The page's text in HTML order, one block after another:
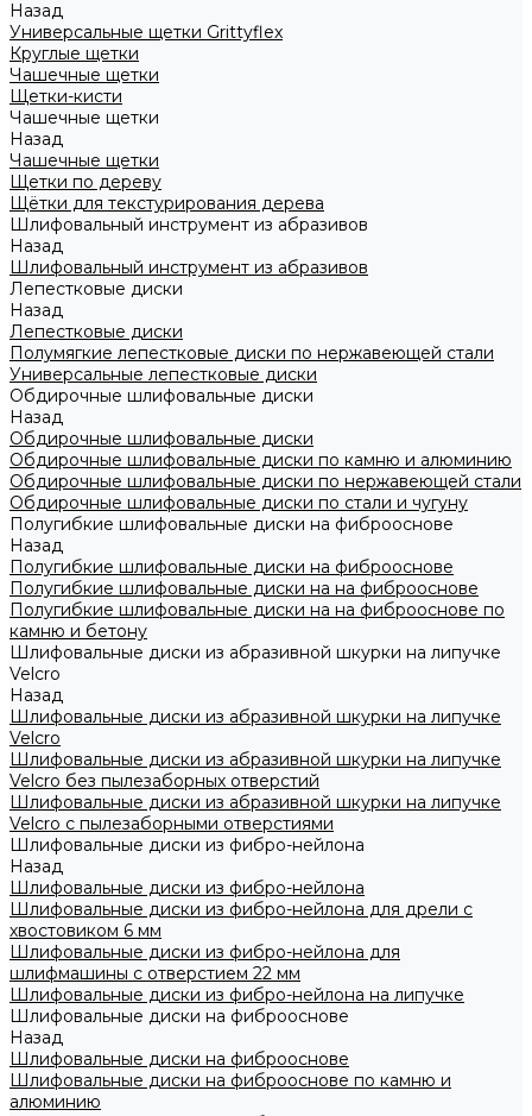
Назад
Универсальные щетки Grittyflex
Круглые щетки
Чашечные щетки
Щетки-кисти
Чашечные щетки
Назад
Чашечные щетки
Щетки по дереву
Щётки для текстурирования дерева
Шлифовальный инструмент из абразивов
Назад
Шлифовальный инструмент из абразивов
Лепестковые диски
Назад
Лепестковые диски
Полумягкие лепестковые диски по нержавеющей стали
Универсальные лепестковые диски
Обдирочные шлифовальные диски
Назад
Обдирочные шлифовальные диски
Обдирочные шлифовальные диски по камню и алюминию
Обдирочные шлифовальные диски по нержавеющей стали
Обдирочные шлифовальные диски по стали и чугуну
Полугибкие шлифовальные диски на фиброоснове
Назад
Полугибкие шлифовальные диски на фиброоснове
Полугибкие шлифовальные диски на на фиброоснове
Полугибкие шлифовальные диски на на фиброоснове по
камню и бетону
Шлифовальные диски из абразивной шкурки на липучке
Velcro
Назад
Шлифовальные диски из абразивной шкурки на липучке
Velcro
Шлифовальные диски из абразивной шкурки на липучке
Velcro без пылезаборных отверстий
Шлифовальные диски из абразивной шкурки на липучке
Velcro с пылезаборными отверстиями
Шлифовальные диски из фибро-нейлона
Назад
Шлифовальные диски из фибро-нейлона
Шлифовальные диски из фибро-нейлона для дрели с
хвостовиком 6 мм
Шлифовальные диски из фибро-нейлона для
шлифмашины с отверстием 22 мм
Шлифовальные диски из фибро-нейлона на липучке
Шлифовальные диски на фиброоснове
Назад
Шлифовальные диски на фиброоснове
Шлифовальные диски на фиброоснове по камню и
алюминию